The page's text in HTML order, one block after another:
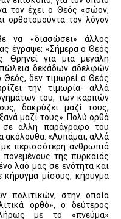
τον έχει ο Θεός «σώον,
ορθοτομούντα τον λόγον
να «διασώσει» άλλος
έγραψε: «Σήμερα ο Θεός
Θρηνεί για μια μεγάλη
δεκάδων αδελφών
Θεός, δεν τιμωρεί ο Θεός
την τιμωρία- αλλά
του, των καρπών
δακρύζει μαζί τους,
μαζί τους». Πολύ ορθά
σε άλλη παράγραφο του
ακόλουθα: «Λυπάμαι, αλλά
περισσότερη ανθρωπιά
πονεμένους της πυρκαϊάς
λαό μας σε ενότητα και
κήρυγμα μίσους, κήρυγμα
πολιτικών, στην οποία
ορθό», ο δεύτερος
με το «πνεύμα»